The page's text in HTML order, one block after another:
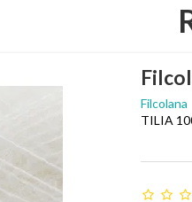
Filcolana
TILIA